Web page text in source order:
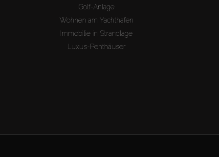
Golf-Anlage
Wohnen am Yachthafen
Immobilie in Strandlage
Luxus-Penthäuser